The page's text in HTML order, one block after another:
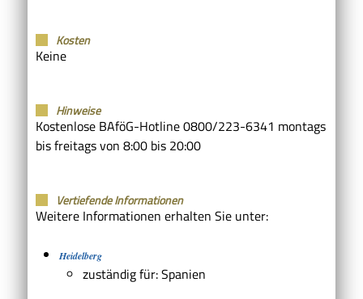
Kosten
Keine
Hinweise
Kostenlose BAföG-Hotline 0800/223-6341 montags
bis freitags von 8:00 bis 20:00
Vertiefende Informationen
Weitere Informationen erhalten Sie unter:
Heidelberg
zuständig für: Spanien